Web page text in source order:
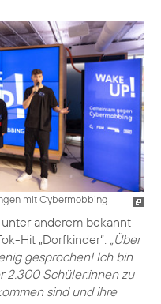
mit Cybermobbing
unter anderem bekannt
Hit „Dorfkinder“: „Über
gesprochen! Ich bin
2.300 Schüler:innen zu
sind und ihre